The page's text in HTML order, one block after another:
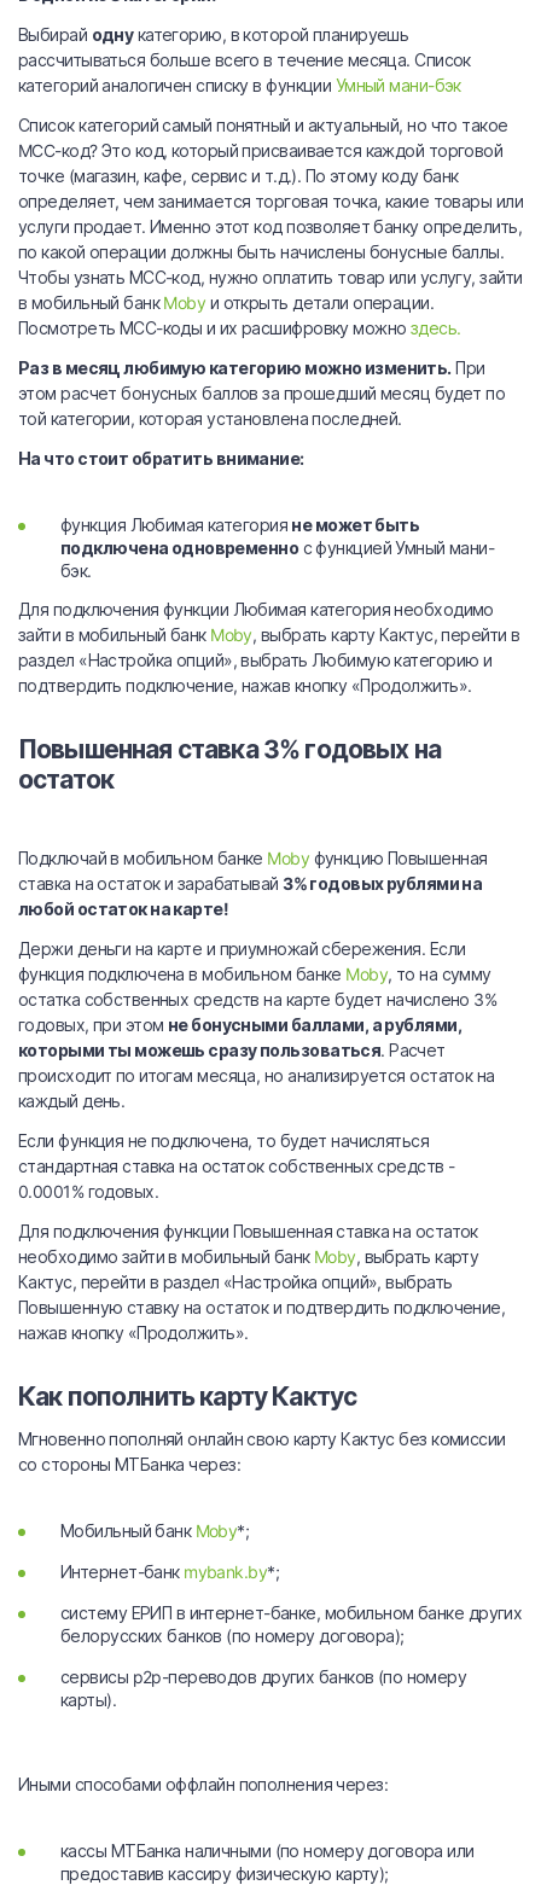
Выбирай однукатегорию, в которой планируешь
рассчитываться больше всего в течение месяца. Список
категорий аналогичен списку в функции Умный мани-бэк
Список категорий самый понятный и актуальный, но что такое
MCC-код? Это код, который присваивается каждой торговой
точке (магазин, кафе, сервис и т.д.). По этому коду банк
определяет, чем занимается торговая точка, какие товары или
услуги продает. Именно этот код позволяет банку определить,
по какой операции должны быть начислены бонусные баллы.
Чтобы узнать МСС-код, нужно оплатить товар или услугу, зайти
в мобильный банкMobyи открыть детали операции.
Посмотреть МСС-коды и их расшифровку можно здесь.
Раз в месяц любимую категорию можно изменить. При
этом расчет бонусных баллов за прошедший месяц будет по
той категории, которая установлена последней.
На что стоит обратить внимание:
функция Любимая категория не может быть
подключена одновременно с функцией Умный мани-
бэк.
Для подключения функции Любимая категория необходимо
зайти в мобильный банк Moby, выбрать карту Кактус, перейти в
раздел «Настройка опций», выбрать Любимую категорию и
подтвердить подключение, нажав кнопку «Продолжить».
Повышенная ставка 3% годовых на
остаток
Подключай в мобильном банке Mobyфункцию Повышенная
ставка на остаток и зарабатывай3% годовых рублями на
любой остаток на карте!
Держи деньги на карте и приумножай сбережения. Если
функция подключена в мобильном банке Moby, то на сумму
остатка собственных средств на карте будет начислено 3%
годовых, при этом не бонусными баллами, а рублями,
которыми ты можешь сразу пользоваться. Расчет
происходит по итогам месяца, но анализируется остаток на
каждый день.
Если функция не подключена, то будет начисляться
стандартная ставка на остаток собственных средств -
0.0001% годовых.
Для подключения функции Повышенная ставка на остаток
необходимо зайти в мобильный банк Moby, выбрать карту
Кактус, перейти в раздел «Настройка опций», выбрать
Повышенную ставку на остаток и подтвердить подключение,
нажав кнопку «Продолжить».
Как пополнить карту Кактус
Мгновенно пополняй онлайн свою карту Кактус без комиссии
со стороны МТБанка через:
Мобильный банк Moby*;
Интернет-банк mybank.by*;
систему ЕРИП в интернет-банке, мобильном банке других
белорусских банков (по номеру договора);
сервисы p2p-переводов других банков (по номеру
карты).
Иными способами оффлайн пополнения через:
кассы МТБанка наличными (по номеру договора или
предоставив кассиру физическую карту);